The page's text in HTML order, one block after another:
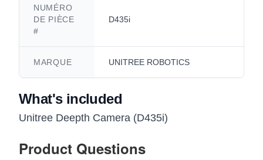
NUMÉRO
DE PIÈCE
#
D435i
MARQUE UNITREE ROBOTICS
What's included
Unitree Deepth Camera (D435i)
Product Questions